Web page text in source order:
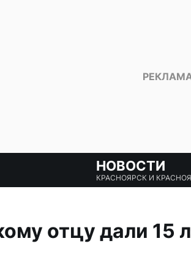
НОВОСТИ
КРАСНОЯРСК И
отцу дали 15